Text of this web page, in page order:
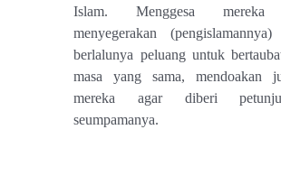
Islam. Menggesa mereka
menyegerakan (pengislamannya)
berlalunya peluang untuk
masa yang sama, mendoakan
mereka agar diberi
seumpamanya.